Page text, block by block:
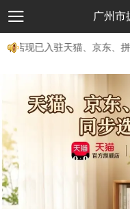
广州市
现已入驻天猫、京东、拼